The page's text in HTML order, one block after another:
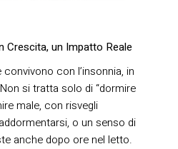
Crescita, un Impatto Reale
con l’insonnia, in
si tratta solo di “dormire
male, con risvegli
o un senso di
anche dopo ore nel letto.